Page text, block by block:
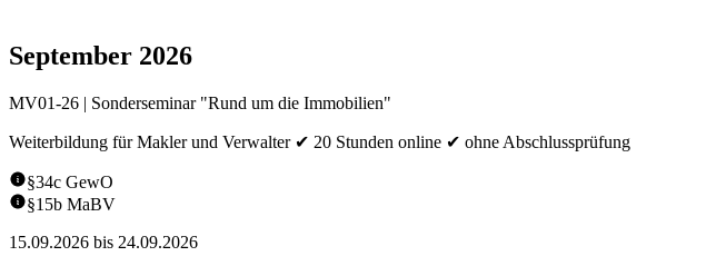
September 2026
MV01-26 | Sonderseminar "Rund um die Immobilien"
Weiterbildung für Makler und Verwalter ✔ 20 Stunden online ✔ ohne Abschlussprüfung
§34c GewO
§15b MaBV
15.09.2026 bis 24.09.2026